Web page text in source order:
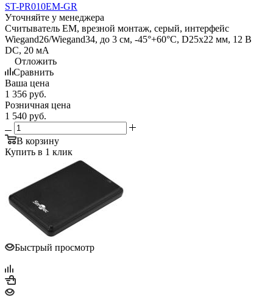
ST-PR010EM-GR
Уточняйте у менеджера
Считыватель EM, врезной монтаж, серый, интерфейс
Wiegand26/Wiegand34, до 3 см, -45°+60°С, D25х22 мм, 12 В
DC, 20 мA
Отложить
Сравнить
Ваша цена
1 356 руб.
Розничная цена
1 540 руб.
В корзину
Купить в 1 клик
Быстрый просмотр